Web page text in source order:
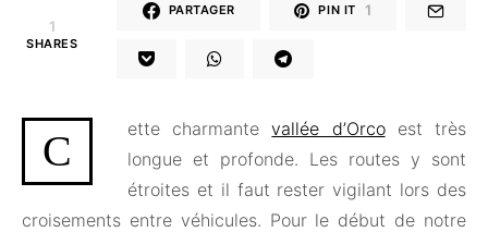
1
SHARES
PARTAGER PIN IT 1
C ette charmantevallée d’Orcoest très
longue et profonde. Les routes y sont
étroites et il faut rester vigilant lors des
croisements entre véhicules. Pour le début de notre